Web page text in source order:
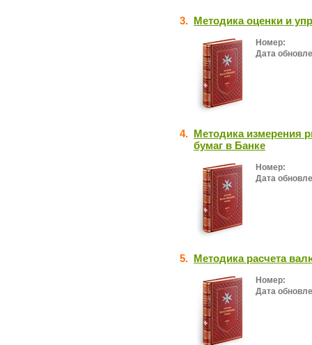
3. Методика оценки и
Номер:
Дата
4. Методика измерения
бумаг в Банке
Номер:
Дата
5. Методика расчета
Номер:
Дата